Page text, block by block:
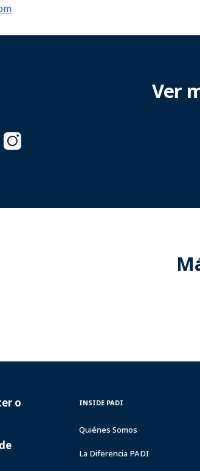
Ver
o
INSIDE
INSIDE PADI
Quiénes Somos
La Diferencia PADI